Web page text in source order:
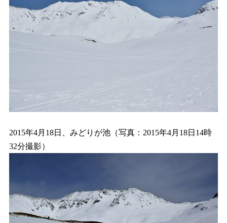
2015年4月18日、みどりが池（写真：2015年4月18日14時
32分撮影）